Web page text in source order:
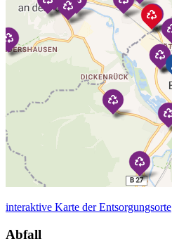
interaktive Karte der Entsorgungsorte
Abfall